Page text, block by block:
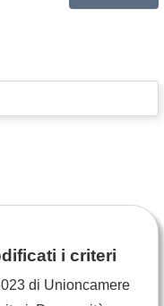
i criteri
di Unioncamere